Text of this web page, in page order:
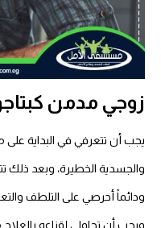
زوجي مدمن
يجب أن تتعرفي في البداية على
والجسدية الخطيرة، وبعد ذلك
ودائماً أحرصي على التلطف
ويجب أن تحاولي إقناعه